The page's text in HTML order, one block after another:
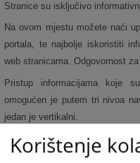
Stranice su isključivo
Na ovom mjestu možete naći
portala, te najbolje iskoristiti
web stranicama. Odgovornost
Pristup informacijama koje
omogućen je putem tri nivoa
jedan je vertikalni.
Osnovni je “glavni”
boje. Ispod “glavnog”
Korištenje